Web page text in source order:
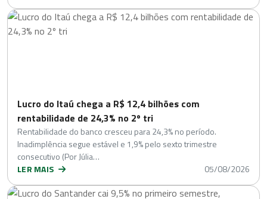
Lucro do Itaú chega a R$ 12,4 bilhões com
rentabilidade de 24,3% no 2º tri
Rentabilidade do banco cresceu para 24,3% no período.
Inadimplência segue estável e 1,9% pelo sexto trimestre
consecutivo (Por Júlia…
LER MAIS
05/08/2026